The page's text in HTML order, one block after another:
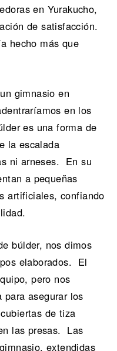
en Yurakucho,
de satisfacción.
hecho más que
gimnasio en
en los
es una forma de
la escalada
ni arneses. En su
a pequeñas
artificiales, confiando
búlder, nos dimos
elaborados. El
pero nos
para asegurar los
de tiza
las presas. Las
extendidas